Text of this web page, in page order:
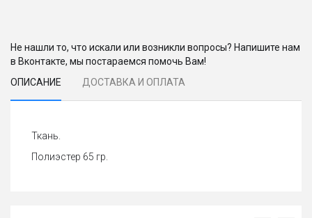
Не нашли то, что искали или возникли вопросы? Напишите нам
в Вконтакте, мы постараемся помочь Вам!
ОПИСАНИЕ
ДОСТАВКА И ОПЛАТА
Ткань.
Полиэстер 65 гр.